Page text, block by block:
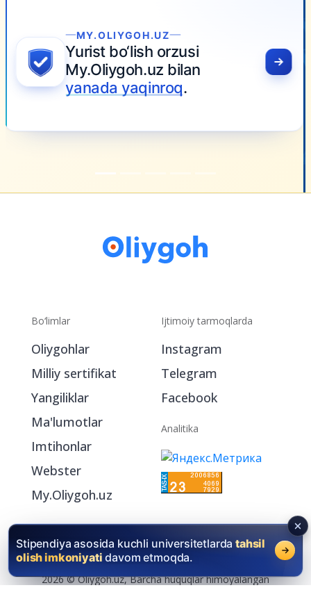
Bo‘limlar
Oliygohlar
Milliy sertifikat
Yangiliklar
Ma'lumotlar
Imtihonlar
Webster
My.Oliygoh.uz
Ijtimoiy tarmoqlarda
Instagram
Telegram
Facebook
Analitika
2026 © Oliygoh.uz, Barcha huquqlar himoyalangan
Stipendiya asosida kuchli universitetlardatahsil
olish imkoniyati davom etmoqda.